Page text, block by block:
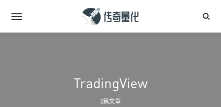
TradingView
3篇文章